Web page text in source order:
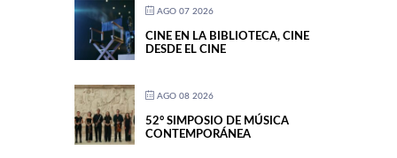
AGO 07 2026
CINE EN LA BIBLIOTECA, CINE
DESDE EL CINE
AGO 08 2026
52° SIMPOSIO DE MÚSICA
CONTEMPORÁNEA